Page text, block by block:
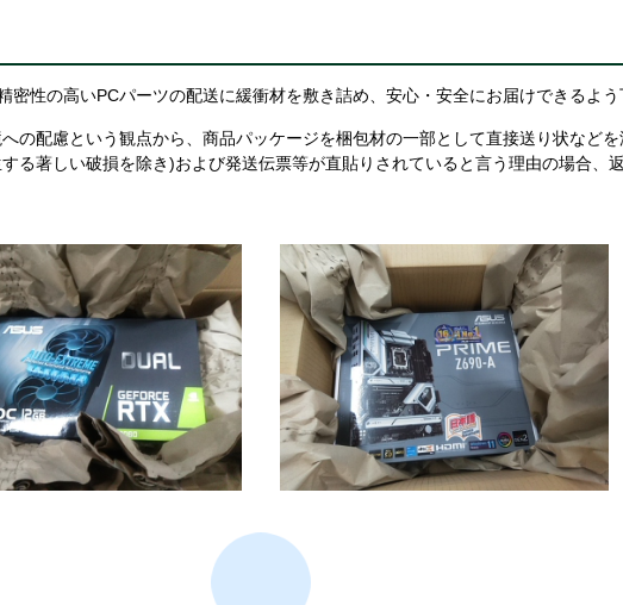
性の高いPCパーツの配送に緩衝材を敷き詰め、安心・安全にお届けできるよう
の配慮という観点から、商品パッケージを梱包材の一部として直接送り状など
る著しい破損を除き)および発送伝票等が直貼りされていると言う理由の場合、